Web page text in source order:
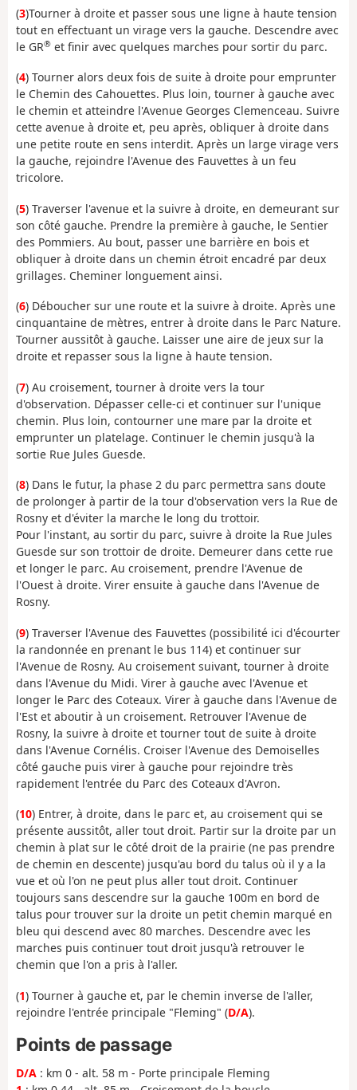
(3)Tourner à droite et passer sous une ligne à haute tension
tout en effectuant un virage vers la gauche. Descendre avec
le GR® et finir avec quelques marches pour sortir du parc.
(4) Tourner alors deux fois de suite à droite pour emprunter
le Chemin des Cahouettes. Plus loin, tourner à gauche avec
le chemin et atteindre l'Avenue Georges Clemenceau. Suivre
cette avenue à droite et, peu après, obliquer à droite dans
une petite route en sens interdit. Après un large virage vers
la gauche, rejoindre l'Avenue des Fauvettes à un feu
tricolore.
(5) Traverser l'avenue et la suivre à droite, en demeurant sur
son côté gauche. Prendre la première à gauche, le Sentier
des Pommiers. Au bout, passer une barrière en bois et
obliquer à droite dans un chemin étroit encadré par deux
grillages. Cheminer longuement ainsi.
(6) Déboucher sur une route et la suivre à droite. Après une
cinquantaine de mètres, entrer à droite dans le Parc Nature.
Tourner aussitôt à gauche. Laisser une aire de jeux sur la
droite et repasser sous la ligne à haute tension.
(7) Au croisement, tourner à droite vers la tour
d'observation. Dépasser celle-ci et continuer sur l'unique
chemin. Plus loin, contourner une mare par la droite et
emprunter un platelage. Continuer le chemin jusqu'à la
sortie Rue Jules Guesde.
(8) Dans le futur, la phase 2 du parc permettra sans doute
de prolonger à partir de la tour d'observation vers la Rue de
Rosny et d'éviter la marche le long du trottoir.
Pour l'instant, au sortir du parc, suivre à droite la Rue Jules
Guesde sur son trottoir de droite. Demeurer dans cette rue
et longer le parc. Au croisement, prendre l'Avenue de
l'Ouest à droite. Virer ensuite à gauche dans l'Avenue de
Rosny.
(9) Traverser l'Avenue des Fauvettes (possibilité ici d'écourter
la randonnée en prenant le bus 114) et continuer sur
l'Avenue de Rosny. Au croisement suivant, tourner à droite
dans l'Avenue du Midi. Virer à gauche avec l'Avenue et
longer le Parc des Coteaux. Virer à gauche dans l'Avenue de
l'Est et aboutir à un croisement. Retrouver l'Avenue de
Rosny, la suivre à droite et tourner tout de suite à droite
dans l'Avenue Cornélis. Croiser l'Avenue des Demoiselles
côté gauche puis virer à gauche pour rejoindre très
rapidement l'entrée du Parc des Coteaux d'Avron.
(10) Entrer, à droite, dans le parc et, au croisement qui se
présente aussitôt, aller tout droit. Partir sur la droite par un
chemin à plat sur le côté droit de la prairie (ne pas prendre
de chemin en descente) jusqu'au bord du talus où il y a la
vue et où l'on ne peut plus aller tout droit. Continuer
toujours sans descendre sur la gauche 100m en bord de
talus pour trouver sur la droite un petit chemin marqué en
bleu qui descend avec 80 marches. Descendre avec les
marches puis continuer tout droit jusqu'à retrouver le
chemin que l'on a pris à l'aller.
(1) Tourner à gauche et, par le chemin inverse de l'aller,
rejoindre l'entrée principale "Fleming" (D/A).
Points de passage
D/A : km 0 - alt. 58 m - Porte principale Fleming